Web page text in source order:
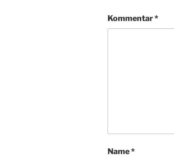
Kommentar*
Name*